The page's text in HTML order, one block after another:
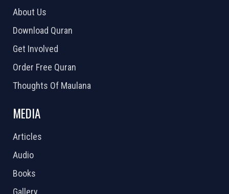
About Us
Download Quran
Get Involved
Order Free Quran
Thoughts Of Maulana
MEDIA
Articles
Audio
Books